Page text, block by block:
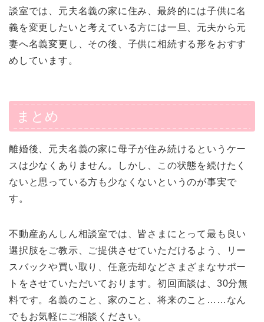
談室では、元夫名義の家に住み、最終的には子供に名
義を変更したいと考えている方には一旦、元夫から元
妻へ名義変更し、その後、子供に相続する形をおすす
めしています。
まとめ
離婚後、元夫名義の家に母子が住み続けるというケー
スは少なくありません。しかし、この状態を続けたく
ないと思っている方も少なくないというのが事実で
す。
不動産あんしん相談室では、皆さまにとって最も良い
選択肢をご教示、ご提供させていただけるよう、リー
スバックや買い取り、任意売却などさまざまなサポー
トをさせていただいております。初回面談は、30分無
料です。名義のこと、家のこと、将来のこと……なん
でもお気軽にご相談ください。